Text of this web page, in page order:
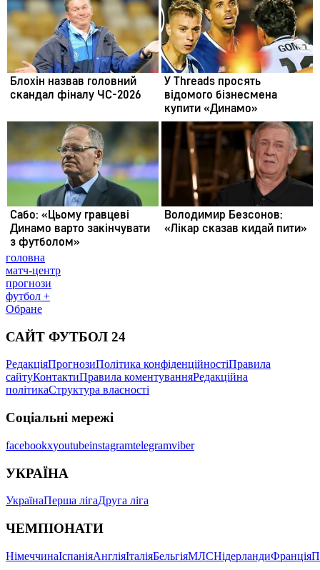
головна
матч-центр
прогнози
футбол +
Обране
САЙТ ФУТБОЛ 24
РедакціяПрогнозиПолітика конфіденційностіПравила
сайтуКонтактиПравила коментуванняРедакційна
політикаСтруктура власності
Соціальні мережі
facebookxyoutubeinstagramtelegramviber
УКРАЇНА
УкраїнаПерша лігаДруга ліга
ЧЕМПІОНАТИ
НімеччинаІспаніяАнгліяІталіяБельгіяМЛСНідерландиФранція